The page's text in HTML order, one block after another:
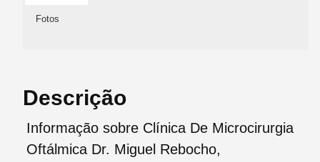
Fotos
Descrição
Informação sobre Clínica De Microcirurgia
Oftálmica Dr. Miguel Rebocho,